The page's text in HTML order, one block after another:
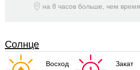
на 8 часов больше, чем время
Солнце
Восход Закат